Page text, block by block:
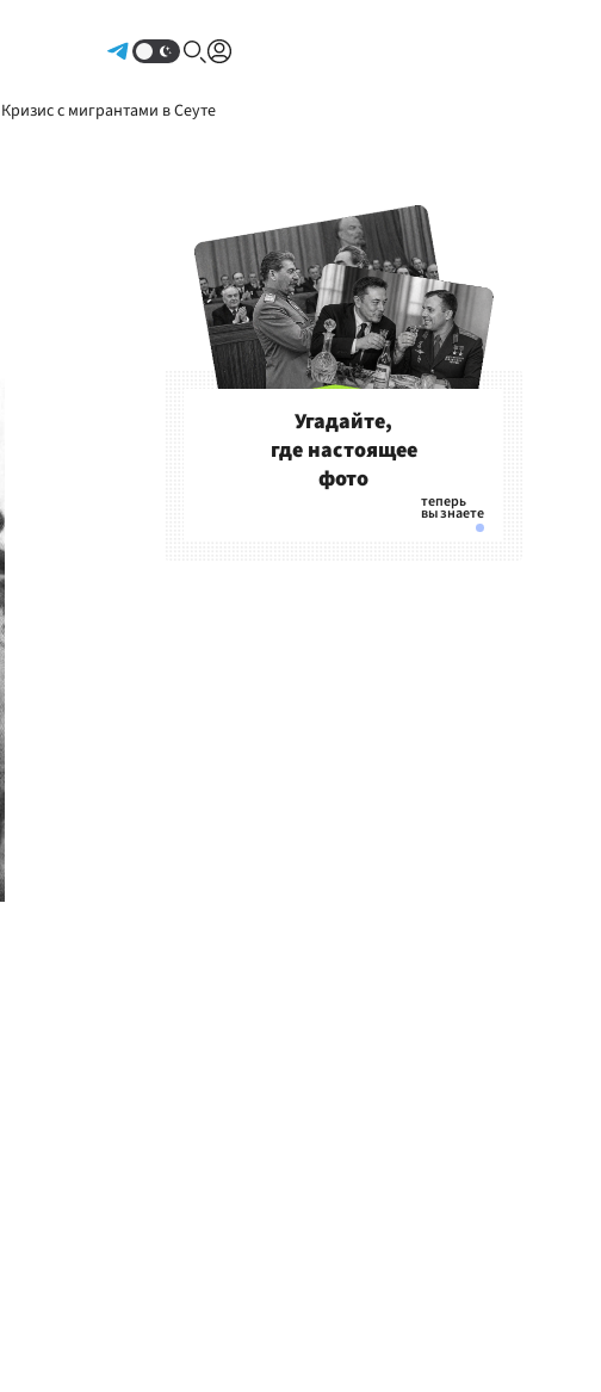
Кризис с мигрантами в Сеуте
Угадайте,
где настоящее
фото